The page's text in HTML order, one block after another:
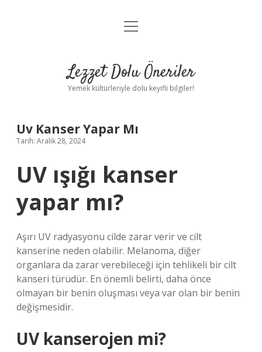
Anasayfa
Yasal Uyarı
menüyü
Lezzet Dolu Öneriler
Yemek kültürleriyle dolu keyifli bilgiler!
Uv Kanser Yapar Mı
Tarih: Aralık 28, 2024
UV ışığı kanser
yapar mı?
Aşırı UV radyasyonu cilde zarar verir ve cilt
kanserine neden olabilir. Melanoma, diğer
organlara da zarar verebileceği için tehlikeli bir cilt
kanseri türüdür. En önemli belirti, daha önce
olmayan bir benin oluşması veya var olan bir benin
değişmesidir.
UV kanserojen mi?